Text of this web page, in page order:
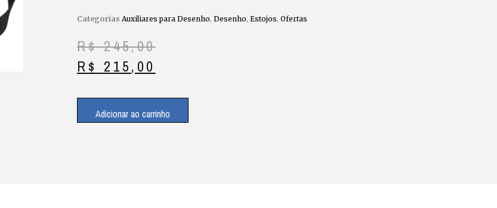
Categorias Auxiliares para Desenho, Desenho, Estojos, Ofertas
R$245,00
R$ 215,00
Adicionar ao carrinho